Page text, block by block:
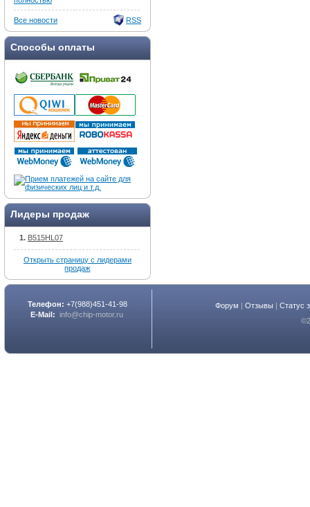
Все новости RSS
Способы оплаты
Лидеры продаж
B515HL07
Открыть страницу с лидерами
продаж
Телефон: +7(988)451-41-98
E-Mail: info@chip-motor.ru
Форум |Отзывы |Статус